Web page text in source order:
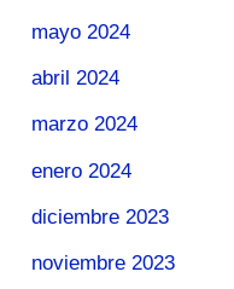
mayo 2024
abril 2024
marzo 2024
enero 2024
diciembre 2023
noviembre 2023